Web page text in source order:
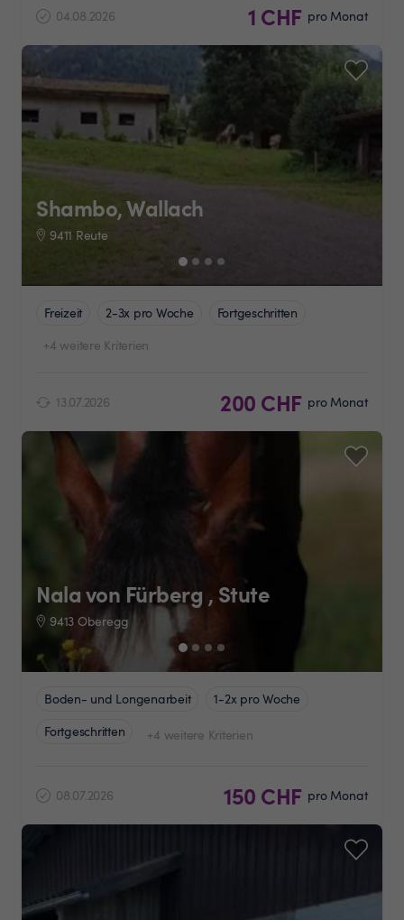
04.08.2026 1 CHF pro Monat
Shambo, Wallach
9411 Reute
Freizeit 2-3x pro Woche
Fortgeschritten
+4 weitere Kriterien
13.07.2026 200 CHF pro Monat
Nala von Fürberg , Stute
9413 Oberegg
Boden- und Longenarbeit
1-2x pro Woche
Fortgeschritten
+4 weitere Kriterien
08.07.2026 150 CHF pro Monat